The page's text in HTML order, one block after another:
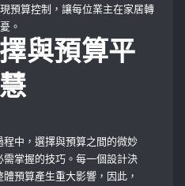
預算控制，讓每位業主在家居轉
。
與預算平
程中，選擇與預算之間的微妙
需掌握的技巧。每一個設計決
預算產生重大影響，因此，